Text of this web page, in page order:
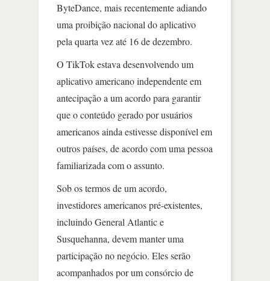
ByteDance, mais recentemente adiando
uma proibição nacional do aplicativo
pela quarta vez até 16 de dezembro.
O TikTok estava desenvolvendo um
aplicativo americano independente em
antecipação a um acordo para garantir
que o conteúdo gerado por usuários
americanos ainda estivesse disponível em
outros países, de acordo com uma pessoa
familiarizada com o assunto.
Sob os termos de um acordo,
investidores americanos pré-existentes,
incluindo General Atlantic e
Susquehanna, devem manter uma
participação no negócio. Eles serão
acompanhados por um consórcio de